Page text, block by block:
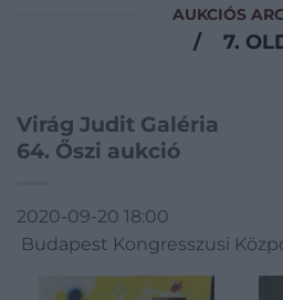
AUKCIÓS
/ 7.
Virág Judit Galéria
64. Őszi aukció
2020-09-20 18:00
Budapest Kongresszusi